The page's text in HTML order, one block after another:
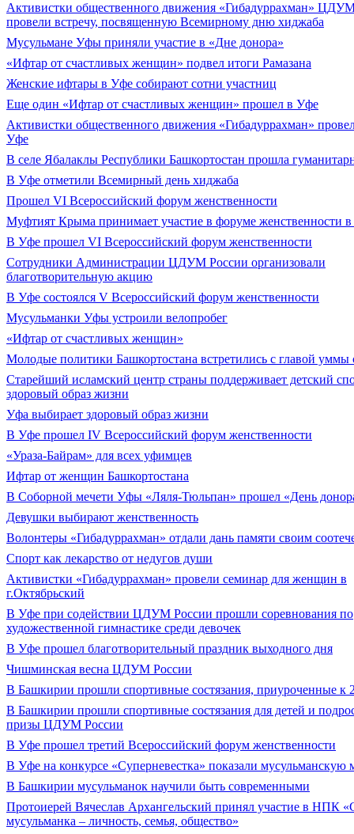
Активистки общественного движения «Гибадуррахман»
провели встречу, посвященную Всемирному дню хиджаба
Мусульмане Уфы приняли участие в «Дне донора»
«Ифтар от счастливых женщин» подвел итоги Рамазана
Женские ифтары в Уфе собирают сотни участниц
Еще один «Ифтар от счастливых женщин» прошел в Уфе
Активистки общественного движения «Гибадуррахман»
Уфе
В селе Ябалаклы Республики Башкортостан прошла
В Уфе отметили Всемирный день хиджаба
Прошел VI Всероссийский форум женственности
Муфтият Крыма принимает участие в форуме женственности
В Уфе прошел VI Всероссийский форум женственности
Сотрудники Администрации ЦДУМ России организовали
благотворительную акцию
В Уфе состоялся V Всероссийский форум женственности
Мусульманки Уфы устроили велопробег
«Ифтар от счастливых женщин»
Молодые политики Башкортостана встретились с главой уммы
Старейший исламский центр страны поддерживает детский
здоровый образ жизни
Уфа выбирает здоровый образ жизни
В Уфе прошел IV Всероссийский форум женственности
«Ураза-Байрам» для всех уфимцев
Ифтар от женщин Башкортостана
В Соборной мечети Уфы «Ляля-Тюльпан» прошел «День
Девушки выбирают женственность
Волонтеры «Гибадуррахман» отдали дань памяти своим
Спорт как лекарство от недугов души
Активистки «Гибадуррахман» провели семинар для женщин в
г.Октябрьский
В Уфе при содействии ЦДУМ России прошли соревнования по
художественной гимнастике среди девочек
В Уфе прошел благотворительный праздник выходного дня
Чишминская весна ЦДУМ России
В Башкирии прошли спортивные состязания, приуроченные к
В Башкирии прошли спортивные состязания для детей и
призы ЦДУМ России
В Уфе прошел третий Всероссийский форум женственности
В Уфе на конкурсе «Суперневестка» показали мусульманскую
В Башкирии мусульманок научили быть современными
Протоиерей Вячеслав Архангельский принял участие в НПК
мусульманка – личность, семья, общество»